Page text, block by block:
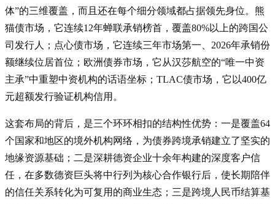
体”的三维覆盖，而且还在每个细分领域都占据领先身位。熊
猫债市场，它连续12年蝉联承销榜首，覆盖80%以上的跨国公
司发行人；点心债市场，它连续三年市场第一、2026年承销份
额继续位居首位；欧洲债券市场，它从汉莎航空的“唯一中资
主承”中重塑中资机构的话语坐标；TLAC债市场，它以400亿
元超额发行验证机构信用。
这套布局的背后，是三个环环相扣的结构性优势：一是覆盖64
个国家和地区的境外机构网络，为债券跨境承销建立了坚实的
地缘资源基础；二是深耕德资企业十余年构建的深度客户信
任，在多数德资巨头将中行列为核心合作银行后，使长期陪伴
的信任关系转化为可复用的商业生态；三是跨境人民币结算基